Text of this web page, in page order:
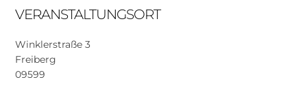
VERANSTALTUNGSORT
Winklerstraße 3
Freiberg
09599